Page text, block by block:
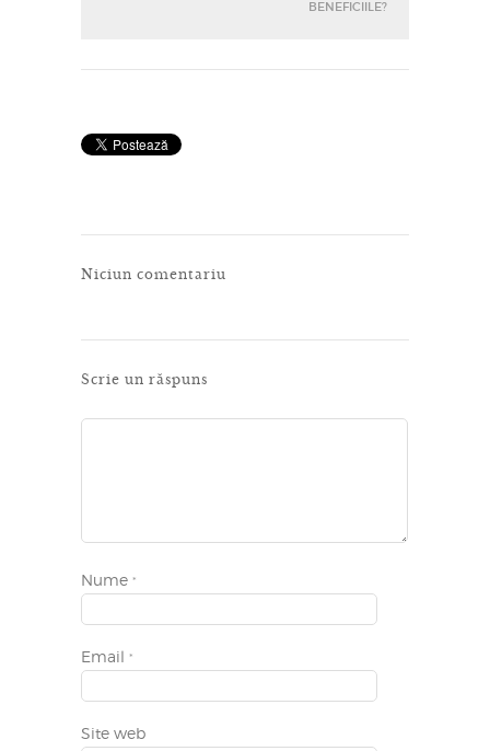
BENEFICIILE?
Niciun comentariu
Scrie un răspuns
Nume *
Email *
Site web